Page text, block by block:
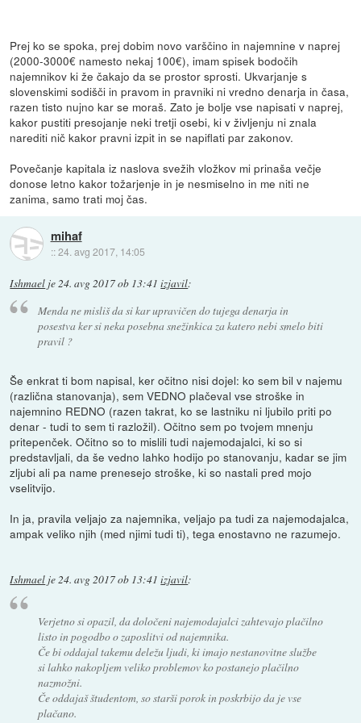
Prej ko se spoka, prej dobim novo varščino in najemnine v naprej
(2000-3000€ namesto nekaj 100€), imam spisek bodočih
najemnikov ki že čakajo da se prostor sprosti. Ukvarjanje s
slovenskimi sodišči in pravom in pravniki ni vredno denarja in časa,
razen tisto nujno kar se moraš. Zato je bolje vse napisati v naprej,
kakor pustiti presojanje neki tretji osebi, ki v življenju ni znala
narediti nič kakor pravni izpit in se napiflati par zakonov.
Povečanje kapitala iz naslova svežih vložkov mi prinaša večje
donose letno kakor tožarjenje in je nesmiselno in me niti ne
zanima, samo trati moj čas.
mihaf
::24. avg 2017, 14:05
Ishmael je24. avg 2017 ob 13:41 izjavil:
Menda ne misliš da si kar upravičen do tujega denarja in
posestva ker si neka posebna snežinkica za katero nebi smelo biti
pravil ?
Še enkrat ti bom napisal, ker očitno nisi dojel: ko sem bil v najemu
(različna stanovanja), sem VEDNO plačeval vse stroške in
najemnino REDNO (razen takrat, ko se lastniku ni ljubilo priti po
denar - tudi to sem ti razložil). Očitno sem po tvojem mnenju
pritepenček. Očitno so to mislili tudi najemodajalci, ki so si
predstavljali, da še vedno lahko hodijo po stanovanju, kadar se jim
zljubi ali pa name prenesejo stroške, ki so nastali pred mojo
vselitvijo.
In ja, pravila veljajo za najemnika, veljajo pa tudi za najemodajalca,
ampak veliko njih (med njimi tudi ti), tega enostavno ne razumejo.
Ishmael je24. avg 2017 ob 13:41 izjavil:
Verjetno si opazil, da določeni najemodajalci zahtevajo plačilno
listo in pogodbo o zaposlitvi od najemnika.
Če bi oddajal takemu deležu ljudi, ki imajo nestanovitne službe
si lahko nakopljem veliko problemov ko postanejo plačilno
nazmožni.
Če oddajaš študentom, so starši porok in poskrbijo da je vse
plačano.